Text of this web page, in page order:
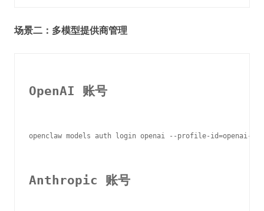
场景二：多模型提供商管理
OpenAI 账号
openclaw models auth login openai --profile-id=openai-pro
Anthropic 账号